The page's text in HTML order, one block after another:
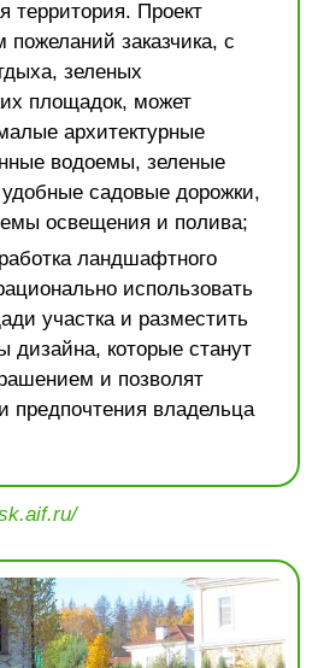
территория. Проект
пожеланий заказчика, с
зеленых
площадок, может
архитектурные
водоемы, зеленые
садовые дорожки,
освещения и полива;
ландшафтного
использовать
участка и разместить
дизайна, которые станут
и позволят
предпочтения владельца